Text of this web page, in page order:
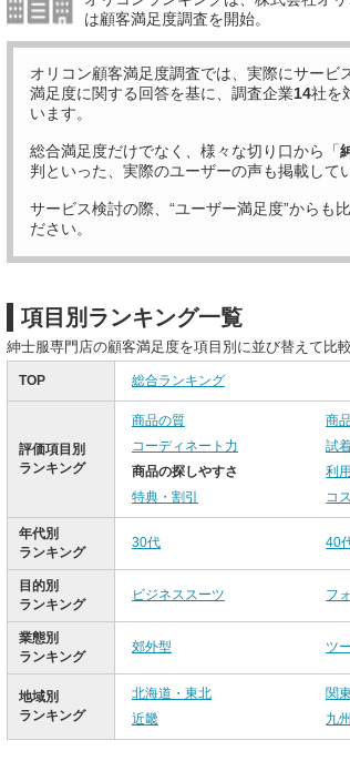
は顧客満足度調査を開始。
オリコン顧客満足度調査では、実際にサービ
満足度に関する回答を基に、調査企業14社を
います。
総合満足度だけでなく、様々な切り口から「
判といった、実際のユーザーの声も掲載して
サービス検討の際、“ユーザー満足度”からも
ださい。
項目別ランキング一覧
紳士服専門店の顧客満足度を項目別に並び替えて比
TOP 総合ランキング
評価項目別
ランキング
商品の質 商
コーディネート力
試
商品の探しやすさ
利
特典・割引
コ
年代別
ランキング
30代 40
目的別
ランキング
ビジネススーツ フ
業態別
ランキング
郊外型 ツ
地域別
ランキング
北海道・東北 関東
近畿
九